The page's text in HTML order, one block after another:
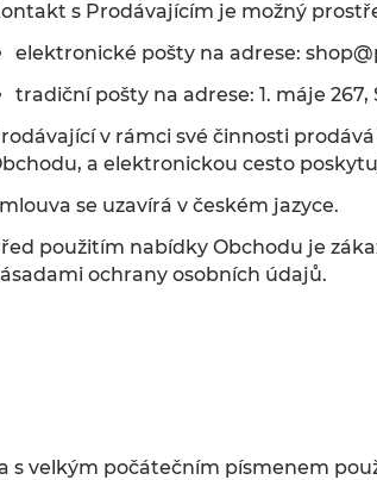
s Prodávajícím je možný
elektronické pošty na adrese:
tradiční pošty na adrese: 1. máje 267,
v rámci své činnosti
a elektronickou cesto
se uzavírá v českém jazyce.
použitím nabídky Obchodu je
ochrany osobních údajů.
s velkým počátečním písmenem